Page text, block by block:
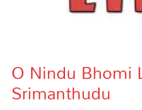
O Nindu Bhomi
Srimanthudu